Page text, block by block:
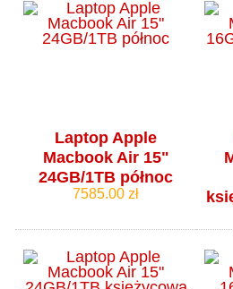
Laptop Apple
Macbook Air 15"
24GB/1TB północ
7585.00 zł